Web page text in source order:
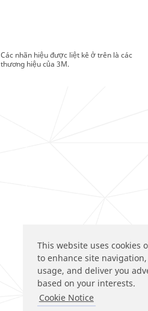
This website uses cookies
to enhance site
usage, and deliver you
based on your interests.
Cookie Notice
Các nhãn hiệu được liệt kê ở trên là các
thương hiệu của 3M.